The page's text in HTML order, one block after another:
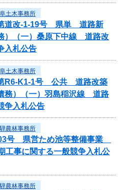
土木事務所
第道改-1-19号 県単 道路新
）（一）桑原下中線 道路改
入札公告
土木事務所
第R6-K1-1号 公共 道路改築
務）（一）羽島稲沢線 道路
争入札公告
農林事務所
号 県営ため池等整備事業
事に関する一般競争入札公
農林事務所